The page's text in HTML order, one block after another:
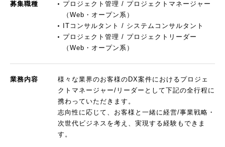
募集職種
プロジェクト管理 / プロジェクトマネージャー
（Web・オープン系）
ITコンサルタント / システムコンサルタント
プロジェクト管理 / プロジェクトリーダー
（Web・オープン系）
業務内容
様々な業界のお客様のDX案件におけるプロジェ
クトマネージャー/リーダーとして下記の全行程に
携わっていただきます。
志向性に応じて、お客様と一緒に経営/事業戦略・
次世代ビジネスを考え、実現する経験もできま
す。